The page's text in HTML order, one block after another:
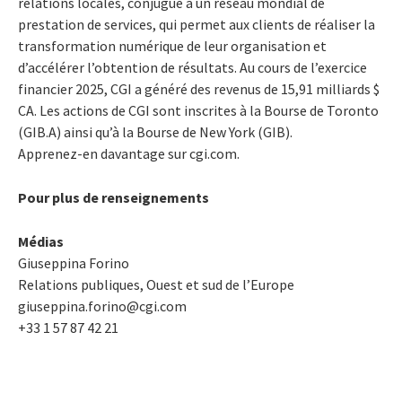
prestation de services, qui permet aux clients de réaliser la
transformation numérique de leur organisation et
d’accélérer l’obtention de résultats. Au cours de l’exercice
financier 2025, CGI a généré des revenus de 15,91 milliards $
CA. Les actions de CGI sont inscrites à la Bourse de Toronto
(GIB.A) ainsi qu’à la Bourse de New York (GIB).
Apprenez-en davantage sur cgi.com.
Pour plus de renseignements
Médias
Giuseppina Forino
Relations publiques, Ouest et sud de l’Europe
giuseppina.forino@cgi.com
+33 1 57 87 42 21